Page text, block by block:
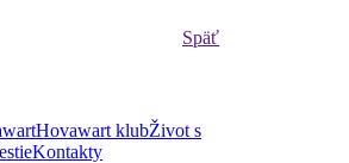
Späť
Hovawart klubŽivot s
Kontakty